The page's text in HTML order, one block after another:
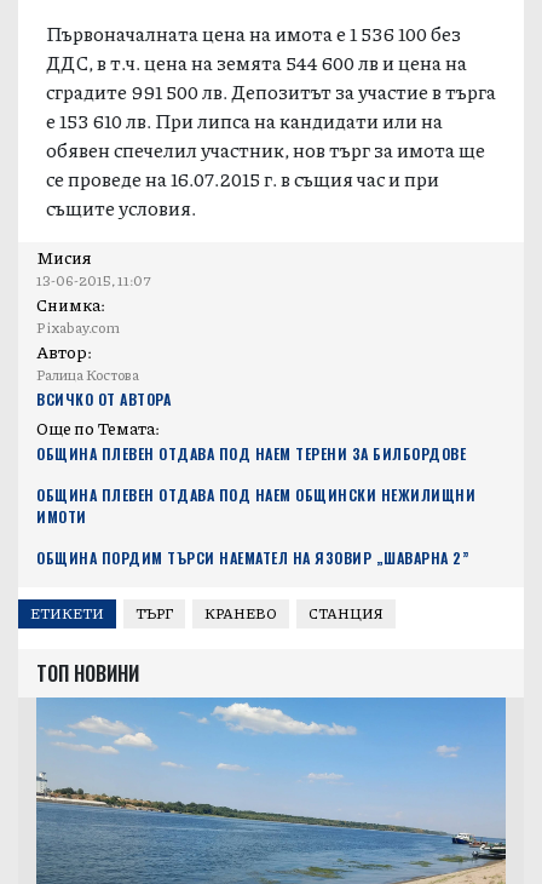
Мисия
13-06-2015, 11:07
Снимка:
Pixabay.com
Автор:
Ралица Костова
ВСИЧКО ОТ АВТОРА
Още по Темата:
ОБЩИНА ПЛЕВЕН ОТДАВА ПОД НАЕМ ТЕРЕНИ ЗА БИЛБОРДОВЕ
ОБЩИНА ПЛЕВЕН ОТДАВА ПОД НАЕМ ОБЩИНСКИ НЕЖИЛИЩНИ
ИМОТИ
ОБЩИНА ПОРДИМ ТЪРСИ НАЕМАТЕЛ НА ЯЗОВИР „ШАВАРНА 2”
Първоначалната цена на имота е 1 536 100 без
ДДС, в т.ч. цена на земята 544 600 лв и цена на
сградите 991 500 лв. Депозитът за участие в търга
е 153 610 лв. При липса на кандидати или на
обявен спечелил участник, нов търг за имота ще
се проведе на 16.07.2015 г. в същия час и при
същите условия.
ЕТИКЕТИ ТЪРГ КРАНЕВО СТАНЦИЯ
ТОП НОВИНИ